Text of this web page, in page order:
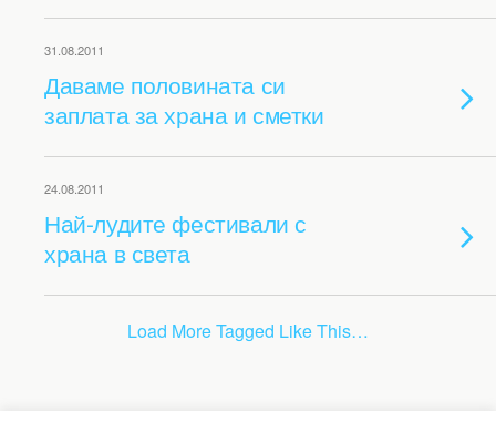
31.08.2011
Даваме половината си
заплата за храна и сметки
24.08.2011
Най-лудите фестивали с
храна в света
Load More Tagged Like This…